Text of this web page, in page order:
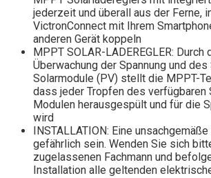
jederzeit und überall aus der Ferne,
VictronConnect mit Ihrem
anderen Gerät koppeln
MPPT SOLAR-LADEREGLER:
Überwachung der Spannung und
Solarmodule (PV) stellt die MPPT-
dass jeder Tropfen des verfügbaren
Modulen herausgespült und für die
wird
INSTALLATION: Eine
gefährlich sein. Wenden Sie sich
zugelassenen Fachmann und
Installation alle geltenden